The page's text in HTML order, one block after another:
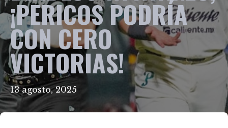
¡PERICOS PODRÍA
CON CERO
VICTORIAS!
13 agosto, 2025